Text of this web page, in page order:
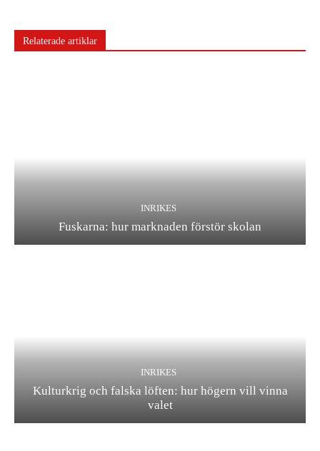
Relaterade artiklar
INRIKES
Fuskarna: hur marknaden förstör skolan
INRIKES
Kulturkrig och falska löften: hur högern vill vinna
valet